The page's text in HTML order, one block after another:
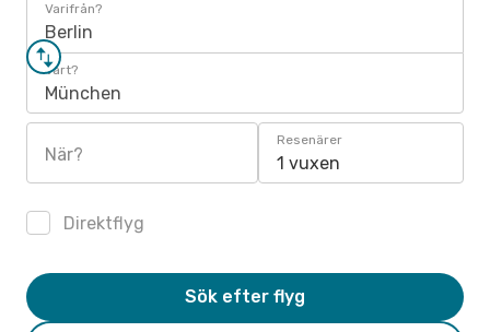
Varifrån?
Berlin
Vart?
München
När?
Resenärer
1 vuxen
Direktflyg
Sök efter flyg